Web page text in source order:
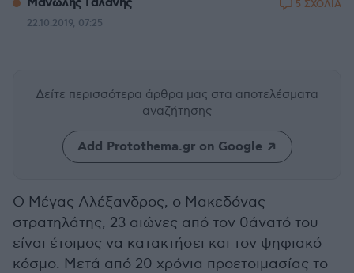
22.10.2019, 07:25
5 ΣΧΟΛΙΑ
Δείτε περισσότερα άρθρα μας στα αποτελέσματα
αναζήτησης
Add Protothema.gr on Google
Ο Μέγας Αλέξανδρος, ο Μακεδόνας
στρατηλάτης, 23 αιώνες από τον θάνατό του
είναι έτοιμος να κατακτήσει και τον ψηφιακό
κόσμο. Μετά από 20 χρόνια προετοιμασίας το